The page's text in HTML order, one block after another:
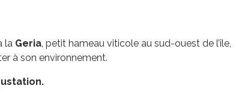
la Geria, petit hameau viticole au sud-ouest de l’île,
à son environnement.